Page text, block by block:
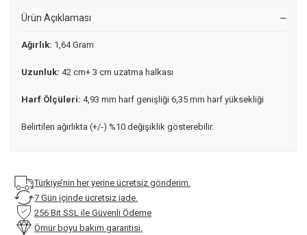
Ürün Açıklaması
Ağırlık: 1,64 Gram
Uzunluk: 42 cm+ 3 cm uzatma halkası
Harf Ölçüleri: 4,93 mm harf genişliği 6,35 mm harf yüksekliği
Belirtilen ağırlıkta (+/-) %10 değişiklik gösterebilir.
Türkiye’nin her yerine ücretsiz gönderim.
7 Gün içinde ücretsiz iade.
256 Bit SSL ile Güvenli Ödeme
Ömür boyu bakım garantisi.